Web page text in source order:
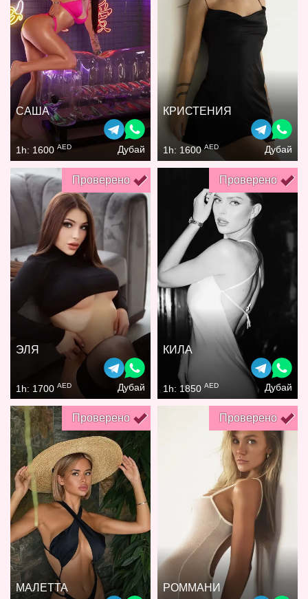
САША
1h: 1600 AED Дубай
КРИСТЕНИЯ
1h: 1600AED Дубай
Проверено
ЭЛЯ
1h: 1700 AED Дубай
Проверено
КИЛА
1h: 1850 AED Дубай
Проверено
МАЛЕТТА
Проверено
РОММАНИ